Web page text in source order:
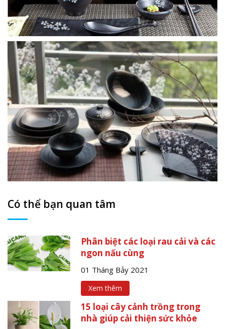
Có thể bạn quan tâm
Phân biệt các loại rau cải và các
ngon nấu cùng
01 Tháng Bảy 2021
Xem thêm
15 loại cây cảnh trồng trong
nhà giúp cải thiện sức khỏe